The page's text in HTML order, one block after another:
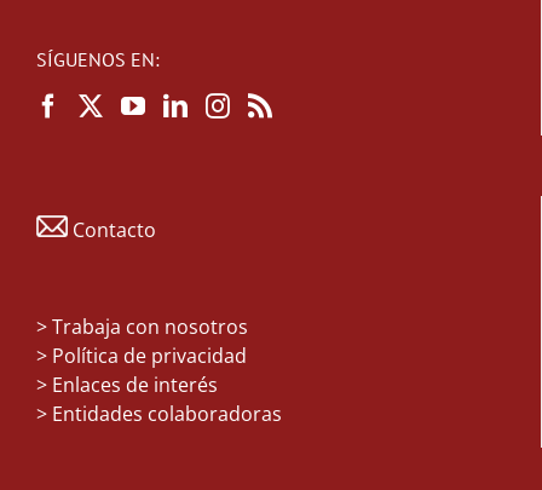
SÍGUENOS EN:
Contacto
>Trabaja con nosotros
> Política de privacidad
> Enlaces de interés
> Entidades colaboradoras